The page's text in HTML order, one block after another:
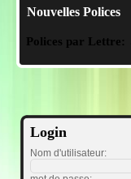
Nouvelles Polices
Polices par Lettre:
Login
Nom d'utilisateur: